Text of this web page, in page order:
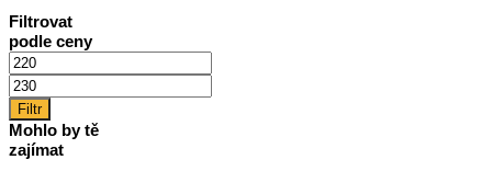
Filtrovat
podle ceny
Minimální
cena
Maximální
cena
Filtr
Mohlo by tě
zajímat